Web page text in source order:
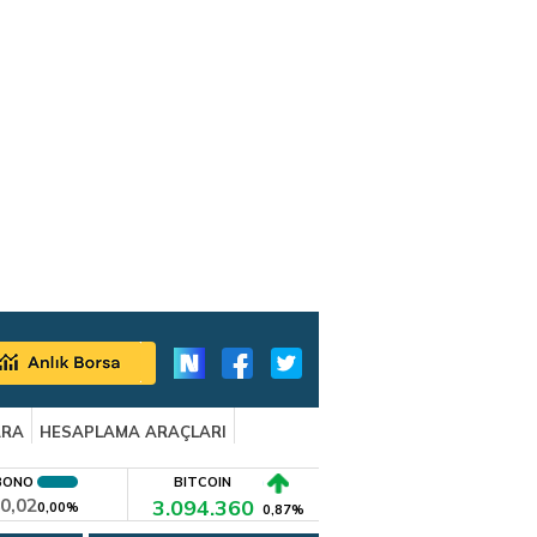
HESAPLAMA ARAÇLARI
0,00%
BITCOIN
3.094.360 0,87%